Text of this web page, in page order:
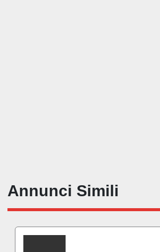
Annunci Simili